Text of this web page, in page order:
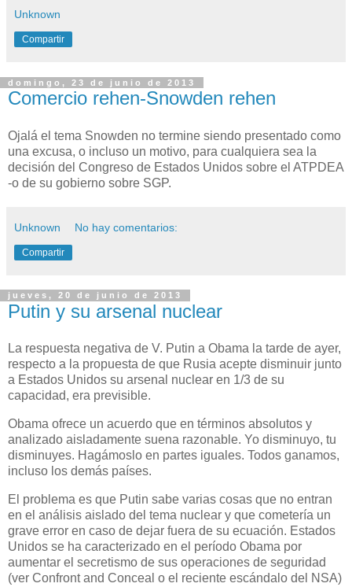
Unknown
Compartir
domingo, 23 de junio de 2013
Comercio rehen-Snowden rehen
Ojalá el tema Snowden no termine siendo presentado como
una excusa, o incluso un motivo, para cualquiera sea la
decisión del Congreso de Estados Unidos sobre el ATPDEA
-o de su gobierno sobre SGP.
Unknown No hay comentarios:
Compartir
jueves, 20 de junio de 2013
Putin y su arsenal nuclear
La respuesta negativa de V. Putin a Obama la tarde de ayer,
respecto a la propuesta de que Rusia acepte disminuir junto
a Estados Unidos su arsenal nuclear en 1/3 de su
capacidad, era previsible.
Obama ofrece un acuerdo que en términos absolutos y
analizado aisladamente suena razonable. Yo disminuyo, tu
disminuyes. Hagámoslo en partes iguales. Todos ganamos,
incluso los demás países.
El problema es que Putin sabe varias cosas que no entran
en el análisis aislado del tema nuclear y que cometería un
grave error en caso de dejar fuera de su ecuación. Estados
Unidos se ha caracterizado en el período Obama por
aumentar el secretismo de sus operaciones de seguridad
(ver Confront and Conceal o el reciente escándalo del NSA)